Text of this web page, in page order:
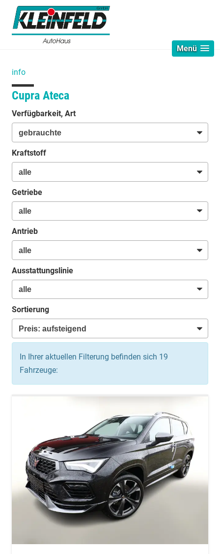
Menü
info
Cupra Ateca
Verfügbarkeit, Art
Kraftstoff
Getriebe
Antrieb
Ausstattungslinie
Sortierung
In Ihrer aktuellen Filterung befinden sich 19
Fahrzeuge: